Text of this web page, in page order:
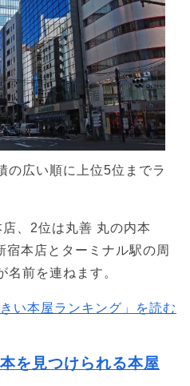
の広い順に上位5位までラ
、2位は丸善 丸の内本
宿本店とターミナル駅の周
名前を連ねます。
い本屋ランキング」を読む
を見つけられる本屋